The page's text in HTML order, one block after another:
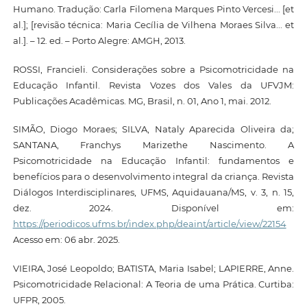
Humano. Tradução: Carla Filomena Marques Pinto Vercesi... [et
al.]; [revisão técnica: Maria Cecília de Vilhena Moraes Silva... et
al.]. – 12. ed. – Porto Alegre: AMGH, 2013.
ROSSI, Francieli. Considerações sobre a Psicomotricidade na
Educação Infantil. Revista Vozes dos Vales da UFVJM:
Publicações Acadêmicas. MG, Brasil, n. 01, Ano 1, mai. 2012.
SIMÃO, Diogo Moraes; SILVA, Nataly Aparecida Oliveira da;
SANTANA, Franchys Marizethe Nascimento. A
Psicomotricidade na Educação Infantil: fundamentos e
benefícios para o desenvolvimento integral da criança. Revista
Diálogos Interdisciplinares, UFMS, Aquidauana/MS, v. 3, n. 15,
dez. 2024. Disponível em:
https://periodicos.ufms.br/index.php/deaint/article/view/22154
Acesso em: 06 abr. 2025.
VIEIRA, José Leopoldo; BATISTA, Maria Isabel; LAPIERRE, Anne.
Psicomotricidade Relacional: A Teoria de uma Prática. Curtiba:
UFPR, 2005.